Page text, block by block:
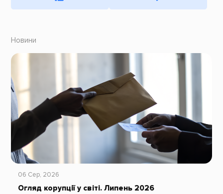
Новини
06 Сер, 2026
Огляд корупції у світі. Липень 2026